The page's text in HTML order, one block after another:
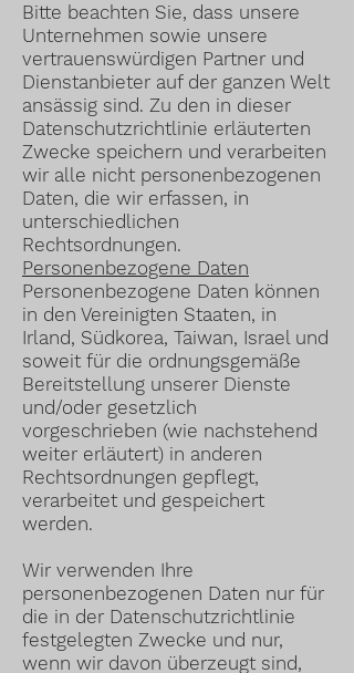
Bitte beachten Sie, dass unsere
Unternehmen sowie unsere
vertrauenswürdigen Partner und
Dienstanbieter auf der ganzen Welt
ansässig sind. Zu den in dieser
Datenschutzrichtlinie erläuterten
Zwecke speichern und verarbeiten
wir alle nicht personenbezogenen
Daten, die wir erfassen, in
unterschiedlichen
Rechtsordnungen.
Personenbezogene Daten
Personenbezogene Daten können
in den Vereinigten Staaten, in
Irland, Südkorea, Taiwan, Israel und
soweit für die ordnungsgemäße
Bereitstellung unserer Dienste
und/oder gesetzlich
vorgeschrieben (wie nachstehend
weiter erläutert) in anderen
Rechtsordnungen gepflegt,
verarbeitet und gespeichert
werden.
Wir verwenden Ihre
personenbezogenen Daten nur für
die in der Datenschutzrichtlinie
festgelegten Zwecke und nur,
wenn wir davon überzeugt sind,